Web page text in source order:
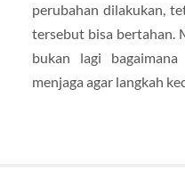
perubahan dilakukan,
tersebut bisa bertahan.
bukan lagi
menjaga agar langkah